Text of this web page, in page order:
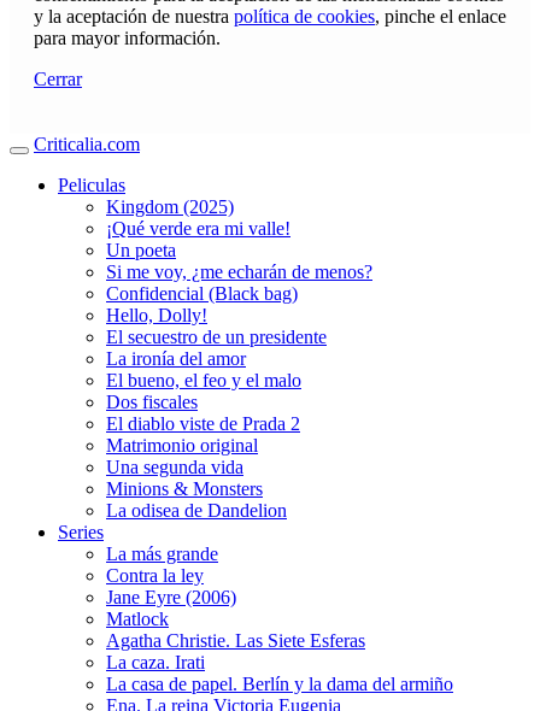
y la aceptación de nuestra política de cookies, pinche el enlace
para mayor información.
Cerrar
Criticalia.com
Peliculas
Kingdom (2025)
¡Qué verde era mi valle!
Un poeta
Si me voy, ¿me echarán de menos?
Confidencial (Black bag)
Hello, Dolly!
El secuestro de un presidente
La ironía del amor
El bueno, el feo y el malo
Dos fiscales
El diablo viste de Prada 2
Matrimonio original
Una segunda vida
Minions & Monsters
La odisea de Dandelion
Series
La más grande
Contra la ley
Jane Eyre (2006)
Matlock
Agatha Christie. Las Siete Esferas
La caza. Irati
La casa de papel. Berlín y la dama del armiño
Ena. La reina Victoria Eugenia